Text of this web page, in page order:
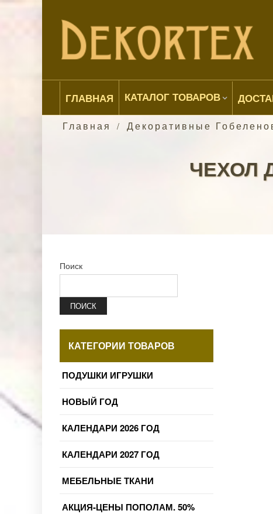
ГЛАВНАЯ КАТАЛОГ ТОВАРОВ
Главная / Декоративные
ЧЕХОЛ
Поиск
ПОИСК
КАТЕГОРИИ ТОВАРОВ
ПОДУШКИ ИГРУШКИ
НОВЫЙ ГОД
КАЛЕНДАРИ 2026 ГОД
КАЛЕНДАРИ 2027 ГОД
МЕБЕЛЬНЫЕ ТКАНИ
АКЦИЯ-ЦЕНЫ ПОПОЛАМ. 50%